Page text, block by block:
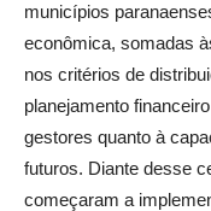
municípios
econômica, somadas
nos critérios de
planejamento
gestores quanto à
futuros. Diante desse
começaram a